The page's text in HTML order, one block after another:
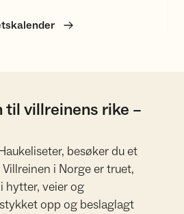
til villreinens rike –
besøker du et
i Norge er truet,
hytter, veier og
opp og beslaglagt